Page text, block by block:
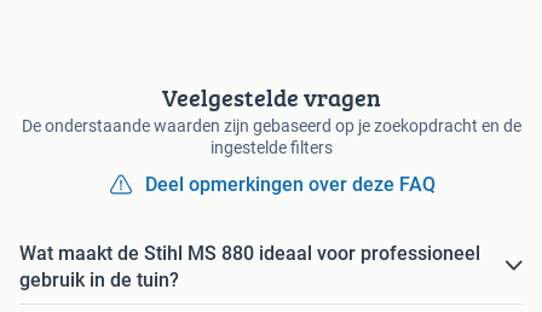
Veelgestelde vragen
De onderstaande waarden zijn gebaseerd op je zoekopdracht en de
ingestelde filters
Deel opmerkingen over deze FAQ
Wat maakt de Stihl MS 880 ideaal voor professioneel
gebruik in de tuin?